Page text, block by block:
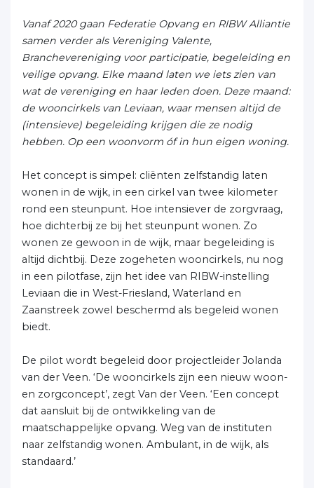
Vanaf 2020 gaan Federatie Opvang en RIBW Alliantie
samen verder als Vereniging Valente,
Branchevereniging voor participatie, begeleiding en
veilige opvang. Elke maand laten we iets zien van
wat de vereniging en haar leden doen. Deze maand:
de wooncirkels van Leviaan, waar mensen altijd de
(intensieve) begeleiding krijgen die ze nodig
hebben. Op een woonvorm óf in hun eigen woning.
Het concept is simpel: cliënten zelfstandig laten
wonen in de wijk, in een cirkel van twee kilometer
rond een steunpunt. Hoe intensiever de zorgvraag,
hoe dichterbij ze bij het steunpunt wonen. Zo
wonen ze gewoon in de wijk, maar begeleiding is
altijd dichtbij. Deze zogeheten wooncirkels, nu nog
in een pilotfase, zijn het idee van RIBW-instelling
Leviaan die in West-Friesland, Waterland en
Zaanstreek zowel beschermd als begeleid wonen
biedt.
De pilot wordt begeleid door projectleider Jolanda
van der Veen. ‘De wooncirkels zijn een nieuw woon-
en zorgconcept’, zegt Van der Veen. ‘Een concept
dat aansluit bij de ontwikkeling van de
maatschappelijke opvang. Weg van de instituten
naar zelfstandig wonen. Ambulant, in de wijk, als
standaard.’